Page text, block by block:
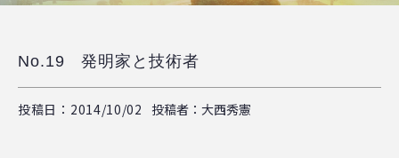
No.19 発明家と技術者
投稿日：2014/10/02 投稿者：大西秀憲